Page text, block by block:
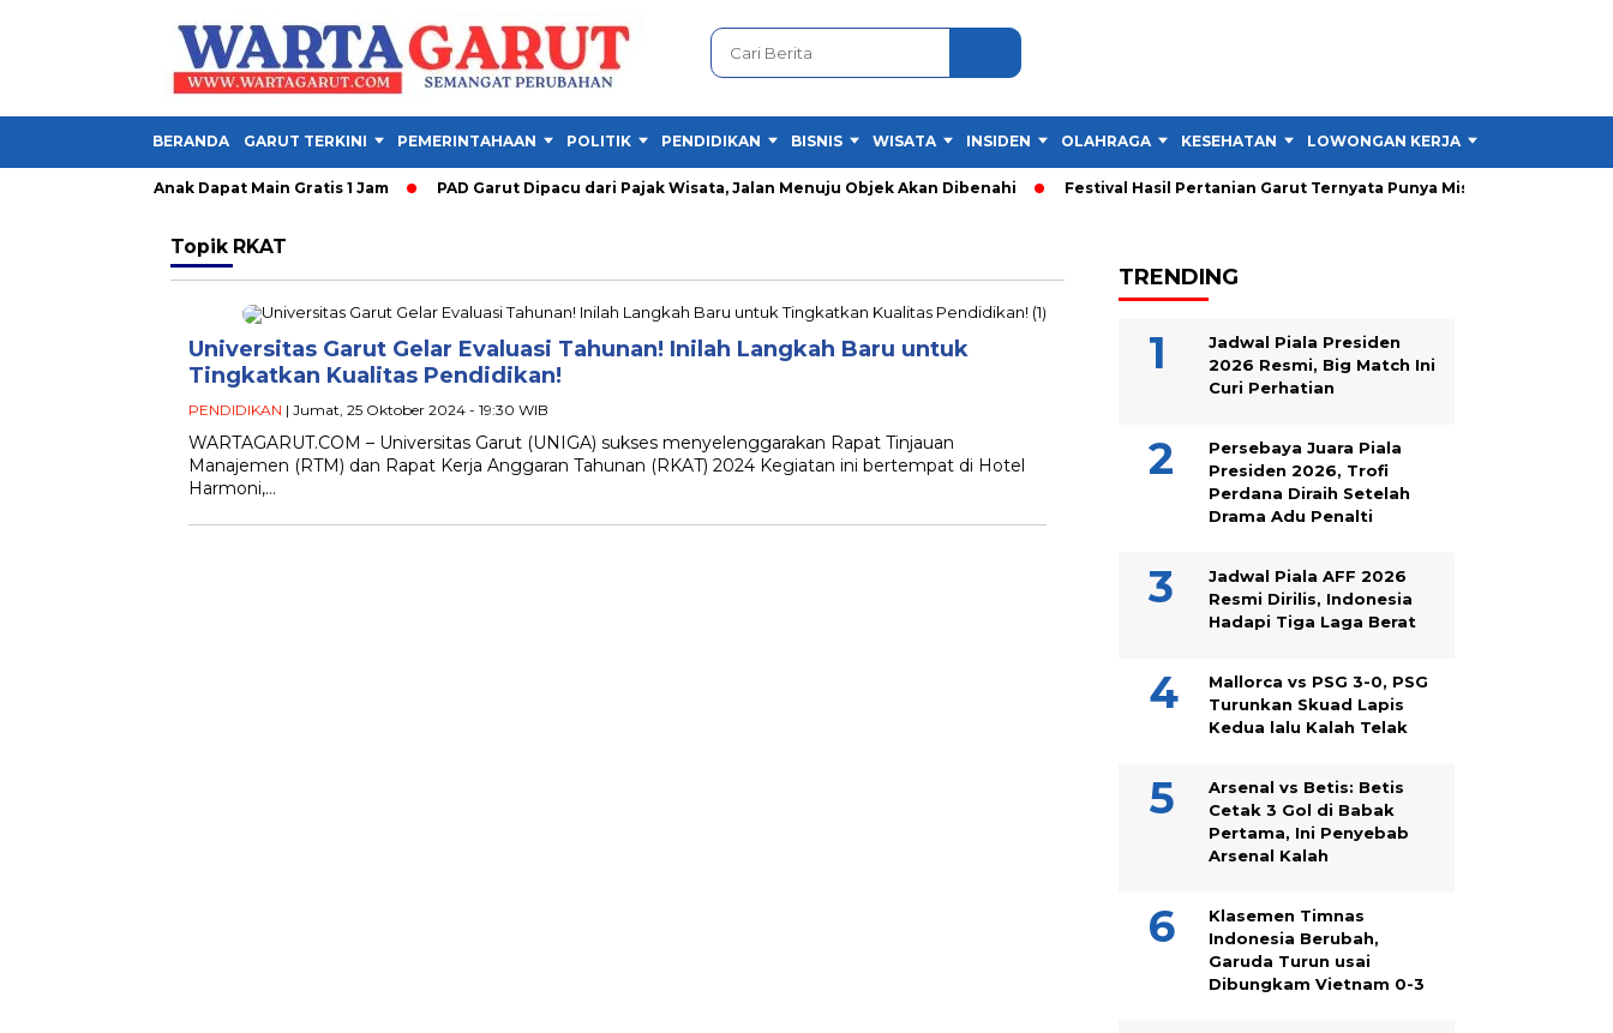
BERANDA GARUT TERKINI PEMERINTAHAAN POLITIK PENDIDIKAN BISNIS WISATA INSIDEN OLAHRAGA KESEHATAN LOWONGAN KERJA
Dibuka, Anak Dapat Main Gratis 1 Jam PAD Garut Dipacu dari Pajak Wisata, Jalan Menuju Objek Akan Dibenahi Festival Hasil Pertanian Garut Ternyata Punya Misi Besar untuk Petani
Topik RKAT
Universitas Garut Gelar Evaluasi Tahunan! Inilah Langkah Baru untuk
Tingkatkan Kualitas Pendidikan!
PENDIDIKAN | Jumat, 25 Oktober 2024 - 19:30 WIB
WARTAGARUT.COM – Universitas Garut (UNIGA) sukses menyelenggarakan Rapat Tinjauan
Manajemen (RTM) dan Rapat Kerja Anggaran Tahunan (RKAT) 2024 Kegiatan ini bertempat di Hotel
Harmoni,…
TRENDING
Jadwal Piala Presiden
2026 Resmi, Big Match Ini
Curi Perhatian
Persebaya Juara Piala
Presiden 2026, Trofi
Perdana Diraih Setelah
Drama Adu Penalti
Jadwal Piala AFF 2026
Resmi Dirilis, Indonesia
Hadapi Tiga Laga Berat
Mallorca vs PSG 3-0, PSG
Turunkan Skuad Lapis
Kedua lalu Kalah Telak
Arsenal vs Betis: Betis
Cetak 3 Gol di Babak
Pertama, Ini Penyebab
Arsenal Kalah
Klasemen Timnas
Indonesia Berubah,
Garuda Turun usai
Dibungkam Vietnam 0-3